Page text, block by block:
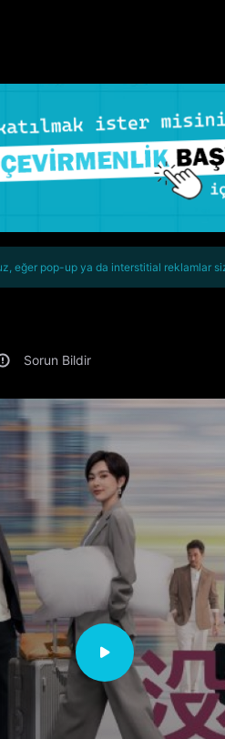
eğer pop-up ya da interstitial reklamlar
Sorun Bildir